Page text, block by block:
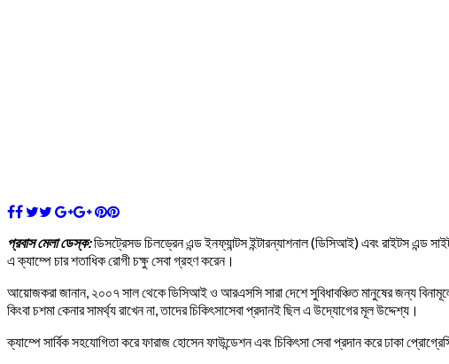
প্রবাস মেলা ডেস্ক:ডিসট্রেসড চিলড্রেন এন্ড ইনফ্যান্টস ইন্টারন্যাশনাল (ডিসিআই) এবং রাইটস এন্ড
এ ক্যাম্পে চার শতাধিক রোগী চক্ষু সেবা গ্রহণ করেন।
আয়োজকরা জানান, ২০০৭ সাল থেকে ডিসিআই ও আরএসসি সারা দেশে সুবিধাবঞ্চিত মানুষের জন্য
কিংবা চশমা কেনার সামর্থ্য রাখেন না, তাদের চিকিৎসাসেবা প্রদানই ছিল এ উদ্যোগের মূল উদ্দেশ্য।
ক্যাম্পে সার্বিক সহযোগিতা করে ফারাজ হোসেন ফাউন্ডেশন এবং চিকিৎসা সেবা প্রদান করে ঢাকা